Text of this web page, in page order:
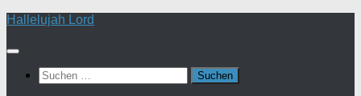
Zum
springen
Hallelujah Lord
Suchen
nach: